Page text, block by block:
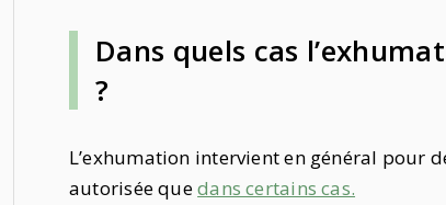
Dans quels cas
?
L’exhumation intervient en général pour
autorisée quedans certains cas.